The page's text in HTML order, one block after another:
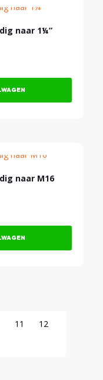
naar 1¼”
naar M16
11
12